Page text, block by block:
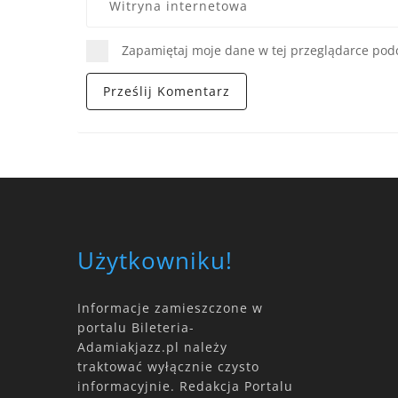
Zapamiętaj moje dane w tej przeglądarce
Użytkowniku!
Informacje zamieszczone w
portalu Bileteria-
Adamiakjazz.pl należy
traktować wyłącznie czysto
informacyjnie. Redakcja Portalu